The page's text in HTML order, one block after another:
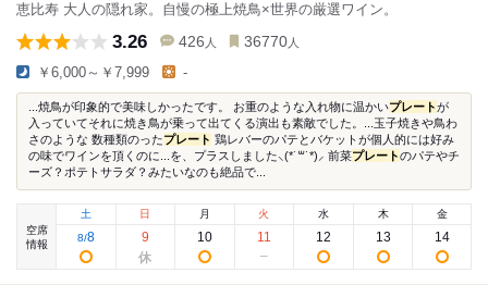
恵比寿 大人の隠れ家。自慢の極上焼鳥×世界の厳選ワイン。
3.26 426 人 36770 人
￥6,000～￥7,999 -
...焼鳥が印象的で美味しかったです。 お重のような入れ物に温かいプレートが
入っていてそれに焼き鳥が乗って出てくる演出も素敵でした。...玉子焼きや鳥わ
さのような 数種類のったプレート 鶏レバーのパテとバケットが個人的には好み
の味でワインを頂くのに...を、プラスしました⸜(*˙꒳˙*)⸝ 前菜プレートのパテやチ
ーズ？ポテトサラダ？みたいなのも絶品で...
空席
情報
土
8/8
日
9
月
10
火
11
水
12
木
13
金
14